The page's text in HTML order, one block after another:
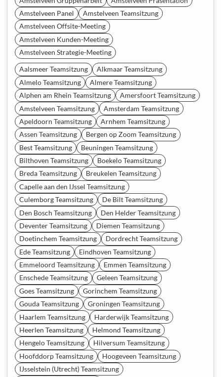
Amstelveen Panel
Amstelveen Teamsitzung
Amstelveen Offsite-Meeting
Amstelveen Kunden-Meeting
Amstelveen Strategie-Meeting
Aalsmeer Teamsitzung
Alkmaar Teamsitzung
Almelo Teamsitzung
Almere Teamsitzung
Alphen am Rhein Teamsitzung
Amersfoort Teamsitzung
Amstelveen Teamsitzung
Amsterdam Teamsitzung
Apeldoorn Teamsitzung
Arnhem Teamsitzung
Assen Teamsitzung
Bergen op Zoom Teamsitzung
Best Teamsitzung
Beuningen Teamsitzung
Bilthoven Teamsitzung
Boekelo Teamsitzung
Breda Teamsitzung
Breukelen Teamsitzung
Capelle aan den IJssel Teamsitzung
Culemborg Teamsitzung
De Bilt Teamsitzung
Den Bosch Teamsitzung
Den Helder Teamsitzung
Deventer Teamsitzung
Diemen Teamsitzung
Doetinchem Teamsitzung
Dordrecht Teamsitzung
Ede Teamsitzung
Eindhoven Teamsitzung
Emmeloord Teamsitzung
Emmen Teamsitzung
Enschede Teamsitzung
Geleen Teamsitzung
Goes Teamsitzung
Gorinchem Teamsitzung
Gouda Teamsitzung
Groningen Teamsitzung
Haarlem Teamsitzung
Harderwijk Teamsitzung
Heerlen Teamsitzung
Helmond Teamsitzung
Hengelo Teamsitzung
Hilversum Teamsitzung
Hoofddorp Teamsitzung
Hoogeveen Teamsitzung
IJsselstein (Utrecht) Teamsitzung